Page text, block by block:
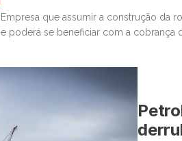
Empresa que assumir a construção da
e poderá se beneficiar com a cobrança